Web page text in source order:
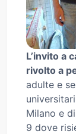
L’invito a
rivolto a
adulte e
Milano e
9 dove